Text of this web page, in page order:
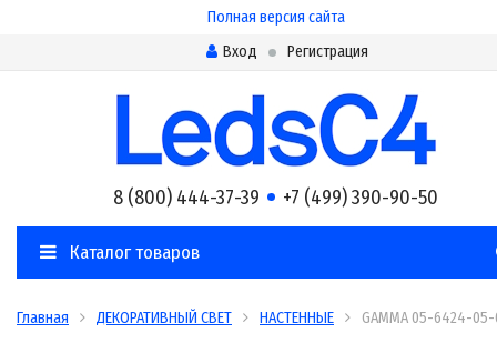
Полная версия сайта
Вход
Регистрация
8 (800) 444-37-39 +7 (499) 390-90-50
Каталог товаров
Главная ДЕКОРАТИВНЫЙ СВЕТ НАСТЕННЫЕ GAMMA 05-6424-